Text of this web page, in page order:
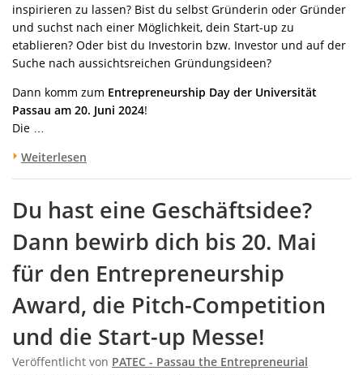
inspirieren zu lassen? Bist du selbst Gründerin oder Gründer
und suchst nach einer Möglichkeit, dein Start-up zu
etablieren? Oder bist du Investorin bzw. Investor und auf der
Suche nach aussichtsreichen Gründungsideen?
Dann komm zum Entrepreneurship Day der Universität
Passau am 20. Juni 2024!
Die …
Weiterlesen
Du hast eine Geschäftsidee?
Dann bewirb dich bis 20. Mai
für den Entrepreneurship
Award, die Pitch-Competition
und die Start-up Messe!
Veröffentlicht von PATEC - Passau the Entrepreneurial